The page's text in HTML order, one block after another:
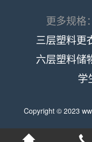
更多规格：
三层塑料更
六层塑料储
学
Copyright © 2023